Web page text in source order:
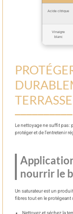
Acide citrique
Vinaigre
blanc
TERRASSE
Le nettoyage ne suffit pas :
protéger et de l’entretenir
nourrir le
Un saturateur est un
fibres tout en le protégeant